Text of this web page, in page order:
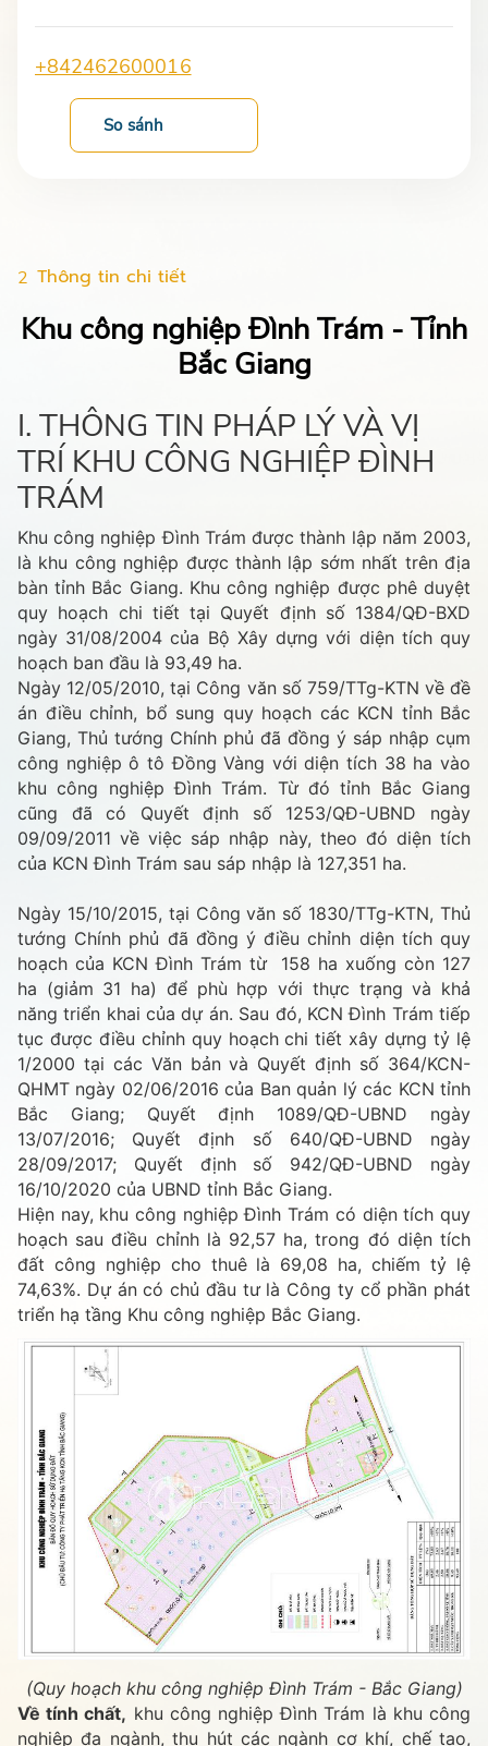
+842462600016
So sánh
2 Thông tin chi tiết
Khu công nghiệp Đình Trám - Tỉnh
Bắc Giang
I. THÔNG TIN PHÁP LÝ VÀ VỊ
TRÍ KHU CÔNG NGHIỆP ĐÌNH
TRÁM
Khu công nghiệp Đình Trám được thành lập năm 2003,
là khu công nghiệp được thành lập sớm nhất trên địa
bàn tỉnh Bắc Giang. Khu công nghiệp được phê duyệt
quy hoạch chi tiết tại Quyết định số 1384/QĐ-BXD
ngày 31/08/2004 của Bộ Xây dựng với diện tích quy
hoạch ban đầu là 93,49 ha.
Ngày 12/05/2010, tại Công văn số 759/TTg-KTN về đề
án điều chỉnh, bổ sung quy hoạch các KCN tỉnh Bắc
Giang, Thủ tướng Chính phủ đã đồng ý sáp nhập cụm
công nghiệp ô tô Đồng Vàng với diện tích 38 ha vào
khu công nghiệp Đình Trám. Từ đó tỉnh Bắc Giang
cũng đã có Quyết định số 1253/QĐ-UBND ngày
09/09/2011 về việc sáp nhập này, theo đó diện tích
của KCN Đình Trám sau sáp nhập là 127,351 ha.
Ngày 15/10/2015, tại Công văn số 1830/TTg-KTN, Thủ
tướng Chính phủ đã đồng ý điều chỉnh diện tích quy
hoạch của KCN Đình Trám từ 158 ha xuống còn 127
ha (giảm 31 ha) để phù hợp với thực trạng và khả
năng triển khai của dự án. Sau đó, KCN Đình Trám tiếp
tục được điều chỉnh quy hoạch chi tiết xây dựng tỷ lệ
1/2000 tại các Văn bản và Quyết định số 364/KCN-
QHMT ngày 02/06/2016 của Ban quản lý các KCN tỉnh
Bắc Giang; Quyết định 1089/QĐ-UBND ngày
13/07/2016; Quyết định số 640/QĐ-UBND ngày
28/09/2017; Quyết định số 942/QĐ-UBND ngày
16/10/2020 của UBND tỉnh Bắc Giang.
Hiện nay, khu công nghiệp Đình Trám có diện tích quy
hoạch sau điều chỉnh là 92,57 ha, trong đó diện tích
đất công nghiệp cho thuê là 69,08 ha, chiếm tỷ lệ
74,63%. Dự án có chủ đầu tư là Công ty cổ phần phát
triển hạ tầng Khu công nghiệp Bắc Giang.
(Quy hoạch khu công nghiệp Đình Trám - Bắc Giang)
Về tính chất, khu công nghiệp Đình Trám là khu công
nghiệp đa ngành, thu hút các ngành cơ khí, chế tạo,